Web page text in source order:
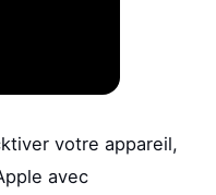
votre appareil,
avec